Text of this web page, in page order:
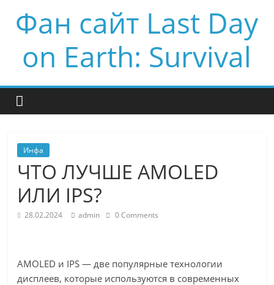
Фан сайт Last Day
on Earth: Survival
Инфа
ЧТО ЛУЧШЕ AMOLED
ИЛИ IPS?
28.02.2024 admin 0 Comments
AMOLED и IPS — две популярные технологии
дисплеев, которые используются в современных